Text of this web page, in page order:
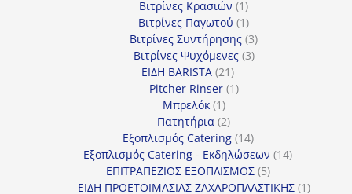
Βιτρίνες Κρασιών 11
προϊόν
Βιτρίνες Παγωτού 11
προϊόν
Βιτρίνες Συντήρησης 33
προϊόντα
Βιτρίνες Ψυχόμενες 33
ΕΙΔΗ BARISTA 2121
προϊόντα
Pitcher Rinser 11
Μπρελόκ 11
προϊόν
Πατητήρια 22
προϊόντα
Εξοπλισμός Catering 1414
προϊόντα
Εξοπλισμός Catering - Εκδηλώσεων 1414
ΕΠΙΤΡΑΠΕΖΙΟΣ ΕΞΟΠΛΙΣΜΟΣ 55
προϊόντα
ΕΙΔΗ ΠΡΟΕΤΟΙΜΑΣΙΑΣ ΖΑΧΑΡΟΠΛΑΣΤΙΚΗΣ 11